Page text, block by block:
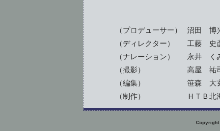
（プロデューサー）
沼田 博
（ディレクター）
工藤 史
（ナレーション）
永井 く
（撮影）
高屋 祐
（編集）
笹森 大
（制作）
ＨＴＢ北